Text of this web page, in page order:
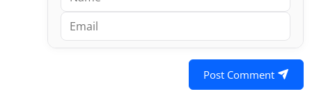
Post Comment